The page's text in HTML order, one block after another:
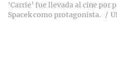
'Carrie’ fue llevada al cine por
Spacek como protagonista.